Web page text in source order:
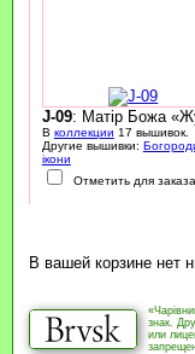
J-09: Матір Божа
В коллекции 17 вышивок.
Другие вышивки:
ікони
Отметить для заказа
В вашей корзине нет
знак.
или